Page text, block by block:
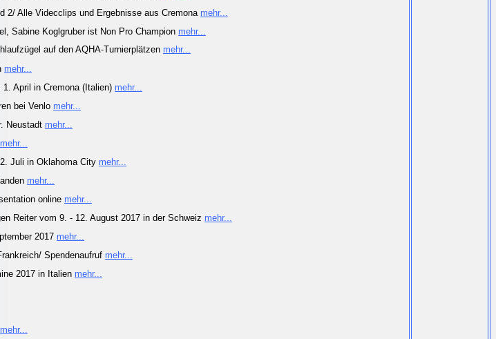
2/ Alle Videcclips und Ergebnisse aus Cremona mehr...
Sabine Koglgruber ist Non Pro Champion mehr...
auf den AQHA-Turnierplätzen mehr...
mehr...
April in Cremona (Italien) mehr...
bei Venlo mehr...
Neustadt mehr...
mehr...
Juli in Oklahoma City mehr...
mehr...
online mehr...
Reiter vom 9. - 12. August 2017 in der Schweiz mehr...
2017 mehr...
Spendenaufruf mehr...
2017 in Italien mehr...
mehr...